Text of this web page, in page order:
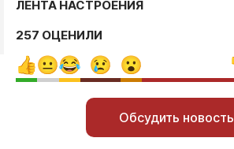
ЛЕНТА НАСТРОЕНИЯ
257 ОЦЕНИЛИ
Обсудить новость